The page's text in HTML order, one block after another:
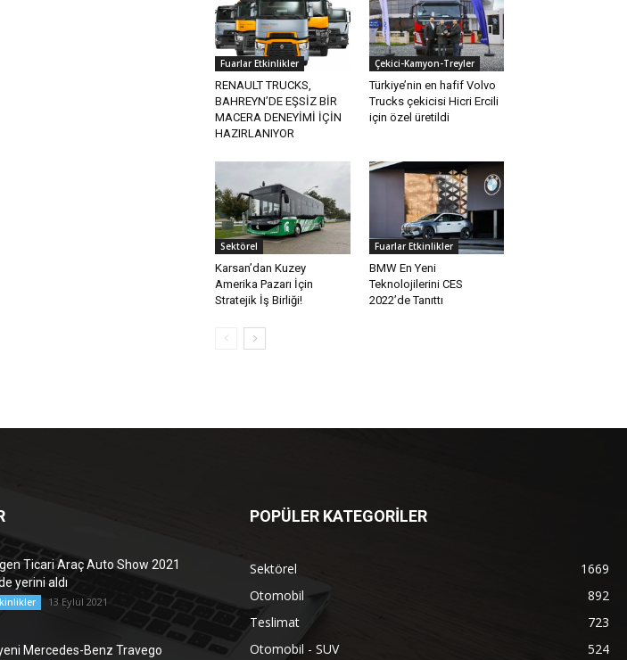
Fuarlar Etkinlikler
RENAULT TRUCKS,
BAHREYN’DE EŞSİZ BİR
MACERA DENEYİMİ İÇİN
HAZIRLANIYOR
Çekici-Kamyon-Treyler
Türkiye’nin en hafif Volvo
Trucks çekicisi Hicri Ercili
için özel üretildi
Sektörel
Karsan’dan Kuzey
Amerika Pazarı İçin
Stratejik İş Birliği!
Fuarlar Etkinlikler
BMW En Yeni
Teknolojilerini CES
2022’de Tanıttı
Ticari Araç Auto Show 2021
yerini aldı
13 Eylül 2021
Mercedes-Benz Travego
POPÜLER KATEGORİLER
Sektörel
1669
Otomobil
892
Teslimat
723
Otomobil - SUV
524